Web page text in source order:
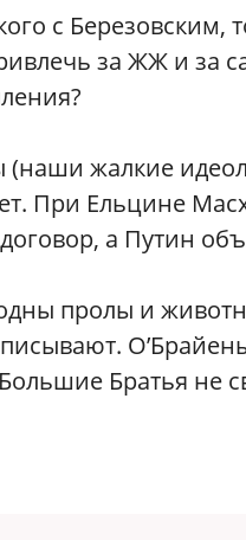
с
за ЖЖ и за
жалкие
При Ельцине
а Путин
пролы и
Братья не